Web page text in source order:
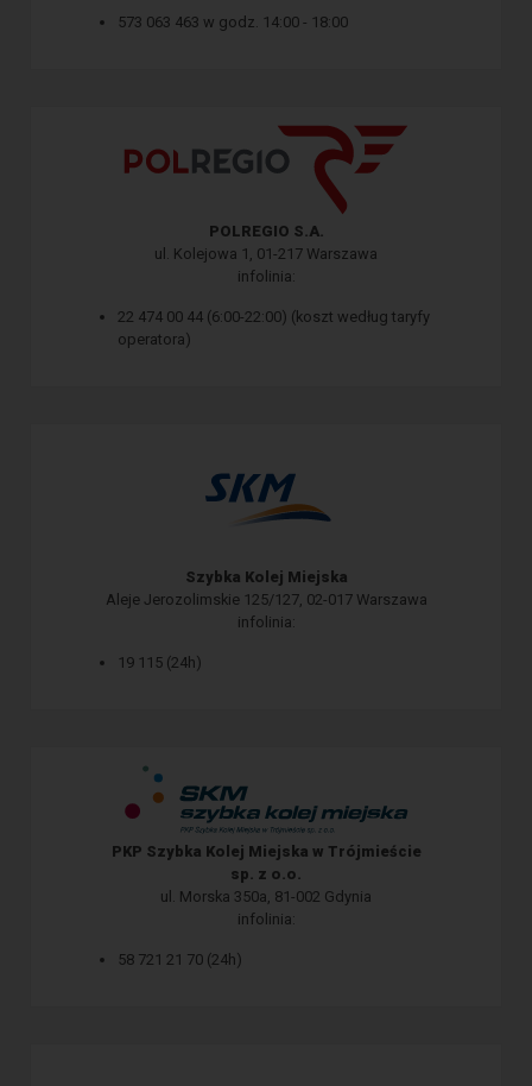
573 063 463 w godz. 14:00 - 18:00
POLREGIO S.A.
ul. Kolejowa 1, 01-217 Warszawa
infolinia:
22 474 00 44 (6:00-22:00) (koszt według taryfy
operatora)
Szybka Kolej Miejska
Aleje Jerozolimskie 125/127, 02-017 Warszawa
infolinia:
19 115 (24h)
PKP Szybka Kolej Miejska w Trójmieście
sp. z o.o.
ul. Morska 350a, 81-002 Gdynia
infolinia:
58 721 21 70 (24h)